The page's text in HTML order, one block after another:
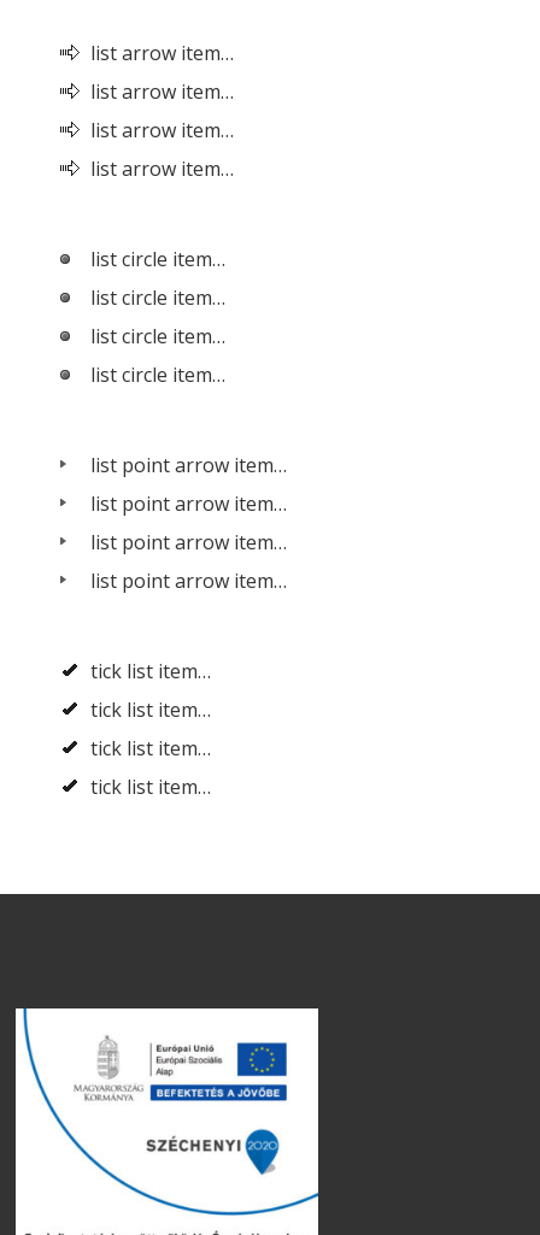
list arrow item…
list arrow item…
list arrow item…
list arrow item…
list circle item…
list circle item…
list circle item…
list circle item…
list point arrow item…
list point arrow item…
list point arrow item…
list point arrow item…
tick list item…
tick list item…
tick list item…
tick list item…